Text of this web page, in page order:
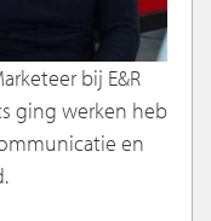
bij E&R
ging werken heb
en